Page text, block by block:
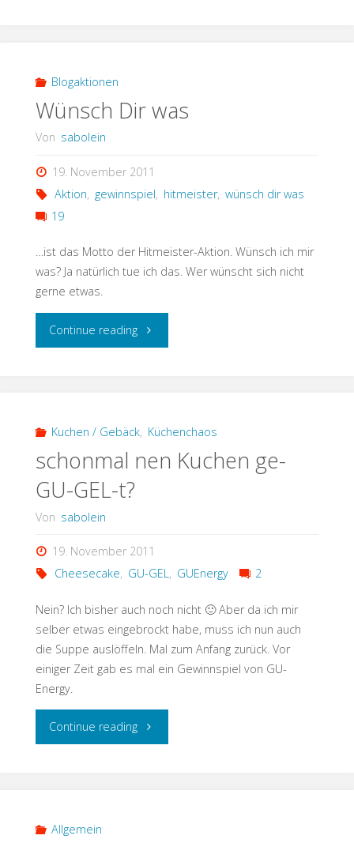
Blogaktionen
Wünsch Dir was
Von sabolein
19. November 2011
Aktion, gewinnspiel, hitmeister, wünsch dir was
19
…ist das Motto der Hitmeister-Aktion. Wünsch ich mir
was? Ja natürlich tue ich das. Wer wünscht sich nicht
gerne etwas.
Continue reading"Wünsch
Kuchen / Gebäck, Küchenchaos
schonmal nen Kuchen ge-
GU-GEL-t?
Von sabolein
19. November 2011
Cheesecake, GU-GEL, GUEnergy 2
Nein? Ich bisher auch noch nicht 🙂 Aber da ich mir
selber etwas eingebrockt habe, muss ich nun auch
die Suppe auslöffeln. Mal zum Anfang zurück. Vor
einiger Zeit gab es mal ein Gewinnspiel von GU-
Energy.
Continue reading"schonmal
Allgemein